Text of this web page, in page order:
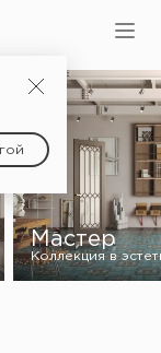
шпона